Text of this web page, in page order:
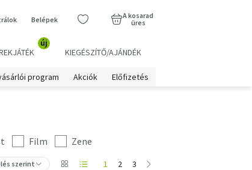
Belépek
A kosarad
üres
új
KIEGÉSZÍTŐ/AJÁNDÉK
program Akciók Előfizetés
Film
Zene
szerint 1 2 3